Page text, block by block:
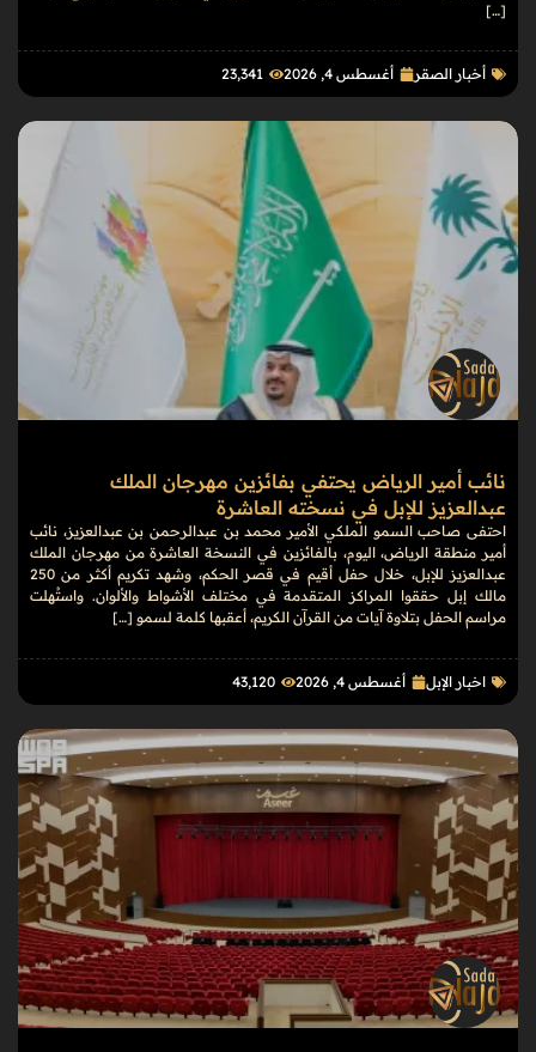
[…]
أخبار الصقر أغسطس 4, 2026 23٬341
نائب أمير الرياض يحتفي بفائزين مهرجان الملك
عبدالعزيز للإبل في نسخته العاشرة
احتفى صاحب السمو الملكي الأمير محمد بن عبدالرحمن بن عبدالعزيز، نائب
أمير منطقة الرياض، اليوم، بالفائزين في النسخة العاشرة من مهرجان الملك
عبدالعزيز للإبل، خلال حفل أقيم في قصر الحكم، وشهد تكريم أكثر من 250
مالك إبل حققوا المراكز المتقدمة في مختلف الأشواط والألوان. واستُهلت
مراسم الحفل بتلاوة آيات من القرآن الكريم، أعقبها كلمة لسمو […]
اخبار الإبل أغسطس 4, 2026 43٬120